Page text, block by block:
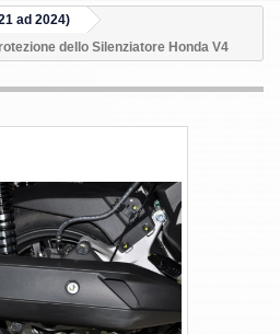
ad 2024)
dello Silenziatore Honda V4